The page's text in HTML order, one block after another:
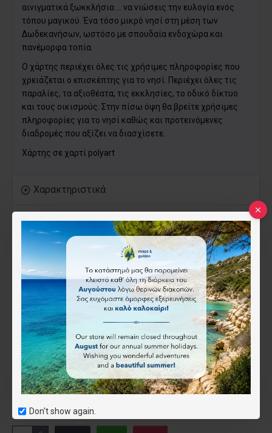
Don't show again.
αινιγματικά ξωκκλήσια ... να νιώσεις την ευλογία ενός
τόπου μαγικού. Ένα τόσο μικρό νησί στη μέση των
Δωδεκανήσων, ωστόσο με σπουδαία ενδοχώρα και
πανέμορφα τοπία.
Ο χάρτης περιέχει όλες τις χρήσιμες πληροφορίες που
χρειάζεται ο επισκέπτης για το νησί. Περιέχει όλες τις
παραλίες, τα αξιοθέατα, τις εκκλησίες, το οδικό δίκτυο
και τους οικισμούς. Στην πίσω όψη θα βρείτε χρήσιμες
πληροφορίες για το νησί καθώς και προτεινόμενες
διαδρομές που αξίζει να διασχίσετε.
Χάρτης σε χαρτί polyart
Χαρακτηριστικά
Πληροφορίες για ψηφιακούς χάρτες
ISBN:978-960-9412-82-7
Anavasi
6.50€
Τύπος
Έντυπος
Ψηφιακός (όχι για το app) (-1.50€)